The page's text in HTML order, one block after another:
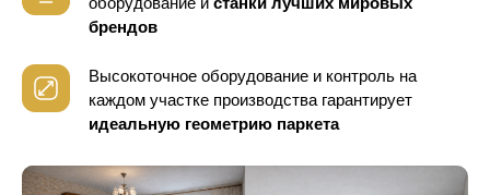
брендов
Высокоточное оборудование и контроль на
каждом участке производства гарантирует
идеальную геометрию паркета